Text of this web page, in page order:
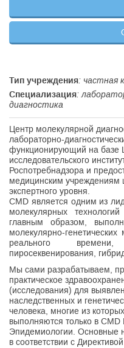
Тип учреждения: частная
Специализация:
диагностика
Центр молекулярной
лабораторно-
функционирующий на базе
исследовательского
Роспотребнадзора и
медицинским учреждениям
экспертного уровня.
CMD является одним из
молекулярных
главным образом,
молекулярно-
реального времени,
пиросеквенирования,
Мы сами разрабатываем,
практическое
(исследования) для
наследственных и
человека, многие из
выполняются только в
Эпидемиологии.
в соответствии с